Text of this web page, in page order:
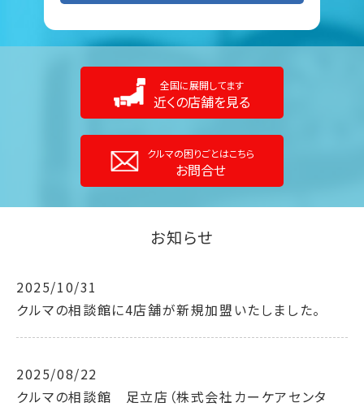
全国に展開してます
近くの店舗を見る
クルマの困りごとはこちら
お問合せ
お知らせ
2025/10/31
クルマの相談館に4店舗が新規加盟いたしました。
2025/08/22
クルマの相談館 足立店（株式会社カーケアセンタ